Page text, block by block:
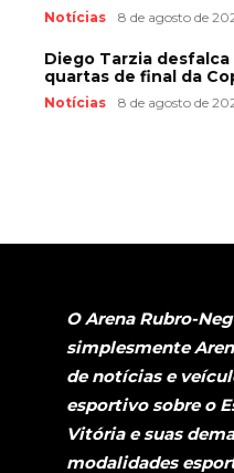
Notícias 8 de agosto de
Diego Tarzia
quartas de final da
Notícias 8 de agosto de
O Arena Rubro-
simplesmente
de notícias e
esportivo sobre o
Vitória e suas
modalidades